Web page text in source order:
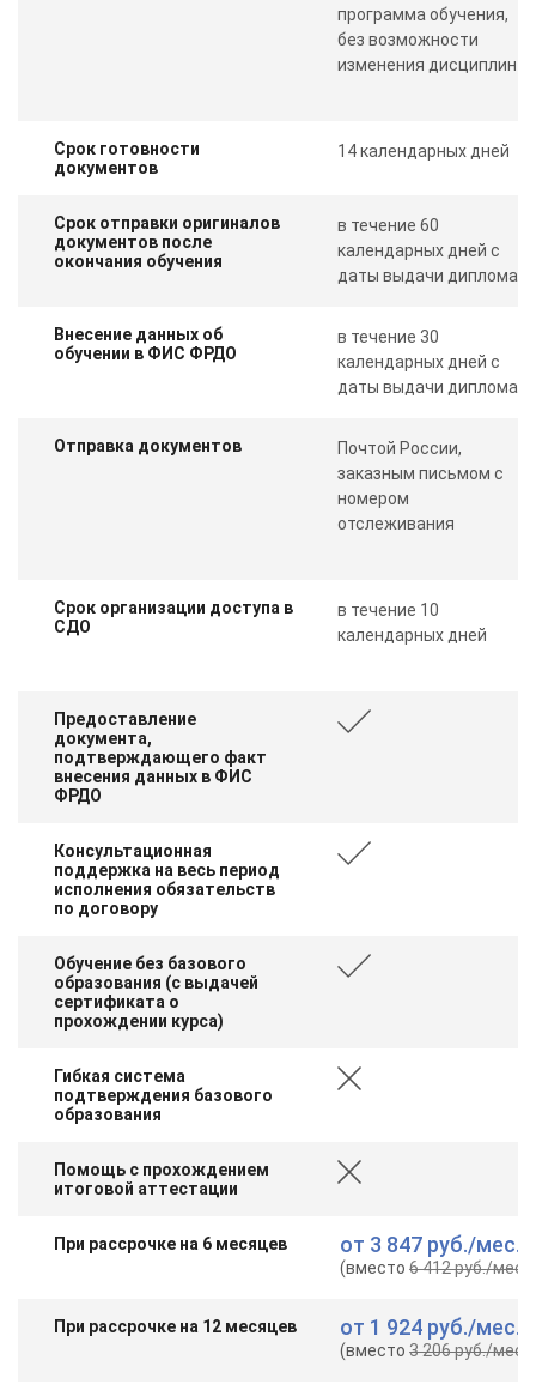
программа обучения,
без возможности
изменения дисциплин
Срок готовности
документов
14 календарных дней
Срок отправки оригиналов
документов после
окончания обучения
в течение 60
календарных дней с
даты выдачи диплома
Внесение данных об
обучении в ФИС ФРДО
в течение 30
календарных дней с
даты выдачи диплома
Отправка документов
Почтой России,
заказным письмом с
номером
отслеживания
Срок организации доступа в
СДО
в течение 10
календарных дней
Предоставление
документа,
подтверждающего факт
внесения данных в ФИС
ФРДО
Консультационная
поддержка на весь период
исполнения обязательств
по договору
Обучение без базового
образования (с выдачей
сертификата о
прохождении курса)
Гибкая система
подтверждения базового
образования
Помощь с прохождением
итоговой аттестации
При рассрочке на 6 месяцев от 3 847 руб./мес.
(вместо6 412 руб./мес.
При рассрочке на 12 месяцев от 1 924 руб./мес.
(вместо3 206 руб./мес.